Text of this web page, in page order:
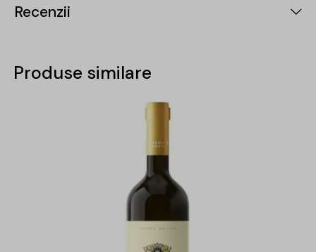
Recenzii
Produse similare